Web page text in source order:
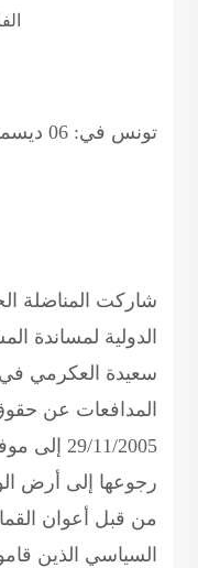
تونس في: 06 ديسمبر 2005
شاركت المناضلة
الدولية لمساندة
سعيدة العكرمي في
المدافعات عن حقوق
رجوعها إلى أرض
من قبل أعوان
السياسي الذين